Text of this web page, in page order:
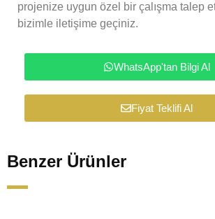
projenize uygun özel bir çalışma talep
bizimle iletişime geçiniz.
WhatsApp'tan Bilgi Al
Fiyat Teklifi Al
Benzer Ürünler